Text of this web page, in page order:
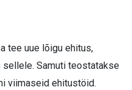
tee uue lõigu ehitus,
Samuti teostatakse
viimaseid ehitustöid.